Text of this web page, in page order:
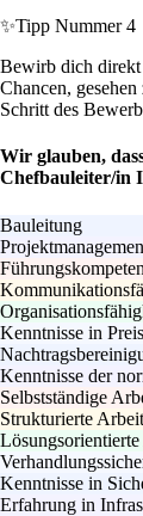
✨Tipp Nummer 4
Bewirb dich direkt
Chancen,
Schritt des
Wir glauben,
Chefbauleiter/in
Bauleitung
Kenntnisse in
Kenntnisse der
Selbstständige
Strukturierte
Kenntnisse in
Erfahrung in